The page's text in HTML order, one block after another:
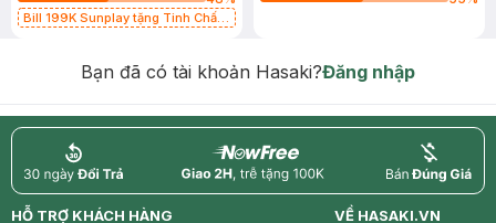
Bill 199K Sunplay tặng Tinh Chất
Bạn đã có tài khoản Hasaki?Đăng nhập
return nowfree price
HỖ TRỢ KHÁCH HÀNG
VỀ HASAKI.VN